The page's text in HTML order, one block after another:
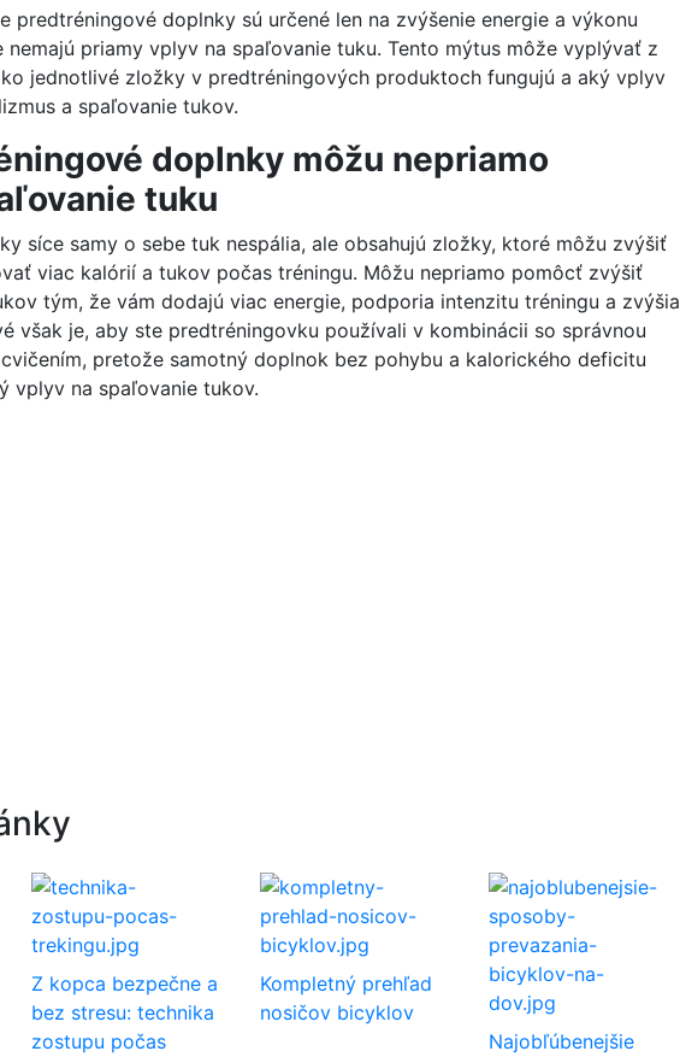
predtréningové doplnky sú určené len na zvýšenie energie a výkonu
nemajú priamy vplyv na spaľovanie tuku. Tento mýtus môže vyplývať z
jednotlivé zložky v predtréningových produktoch fungujú a aký vplyv
a spaľovanie tukov.
doplnky môžu nepriamo
tuku
síce samy o sebe tuk nespália, ale obsahujú zložky, ktoré môžu zvýšiť
viac kalórií a tukov počas tréningu. Môžu nepriamo pomôcť zvýšiť
tým, že vám dodajú viac energie, podporia intenzitu tréningu a zvýšia
však je, aby ste predtréningovku používali v kombinácii so správnou
pretože samotný doplnok bez pohybu a kalorického deficitu
vplyv na spaľovanie tukov.
Z kopca bezpečne a
bez stresu: technika
zostupu počas
Kompletný prehľad
nosičov bicyklov
Najobľúbenejšie